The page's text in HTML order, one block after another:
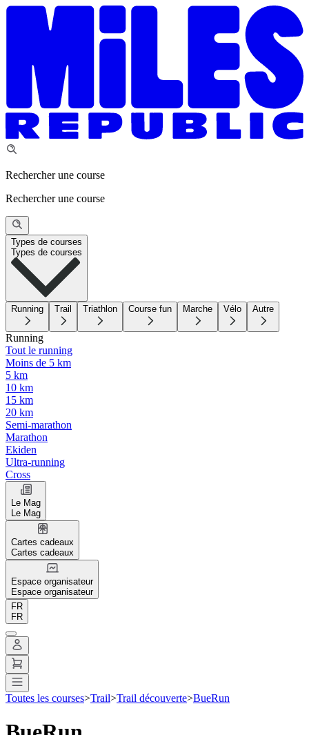
Rechercher une course
Rechercher une course
Types de courses
Types de courses
Running Trail Triathlon Course fun Marche Vélo Autre
Running
Tout le running
Moins de 5 km
5 km
10 km
15 km
20 km
Semi-marathon
Marathon
Ekiden
Ultra-running
Cross
Le Mag
Le Mag
Cartes cadeaux
Cartes cadeaux
Espace organisateur
Espace organisateur
FR
FR
Toutes les courses>Trail>Trail découverte>BueRun